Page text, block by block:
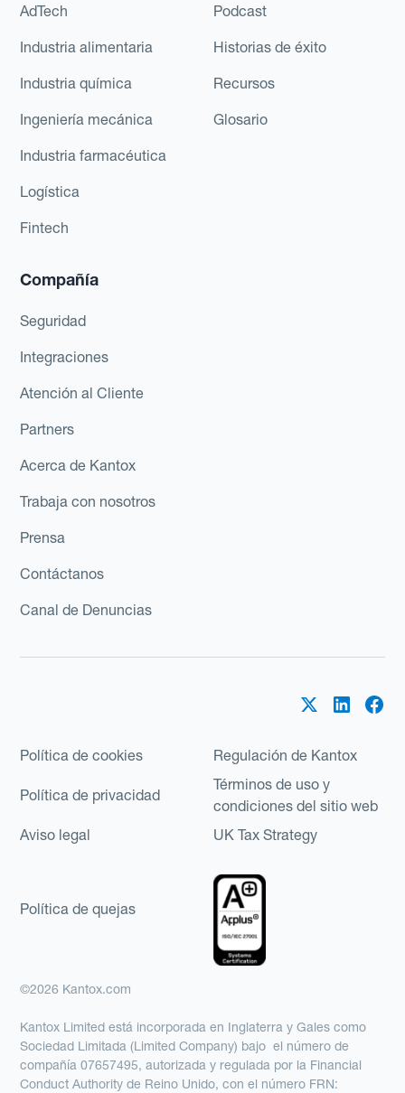
AdTech
Industria alimentaria
Industria química
Ingeniería mecánica
Industria farmacéutica
Logística
Fintech
Podcast
Historias de éxito
Recursos
Glosario
Compañía
Seguridad
Integraciones
Atención al Cliente
Partners
Acerca de Kantox
Trabaja con nosotros
Prensa
Contáctanos
Canal de Denuncias
Política de cookies Regulación de Kantox
Política de privacidad
Términos de uso y
condiciones del sitio web
Aviso legal
UK Tax Strategy
Política de quejas
©2026 Kantox.com
Kantox Limited está incorporada en Inglaterra y Gales como
Sociedad Limitada (Limited Company) bajo el número de
compañía 07657495, autorizada y regulada por la Financial
Conduct Authority de Reino Unido, con el número FRN: